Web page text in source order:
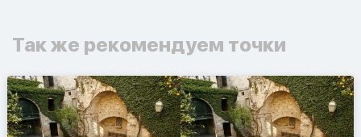
Так же рекомендуем точки